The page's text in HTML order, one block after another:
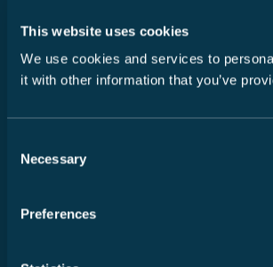
This website uses cookies
We use cookies and services to
it with other information that you’ve
Selection
Necessary
Preferences